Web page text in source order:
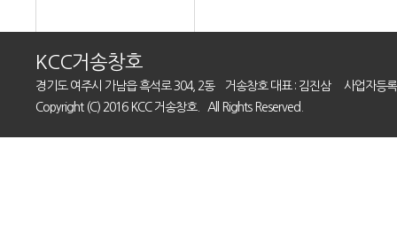
KCC거송창호
경기도 여주시 가남읍 흑석로 304, 2동 거송창호 대표 : 김진삼 사업자
Copyright (C) 2016 KCC 거송창호. All Rights Reserved.